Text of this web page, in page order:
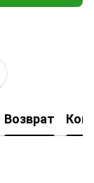
Возврат